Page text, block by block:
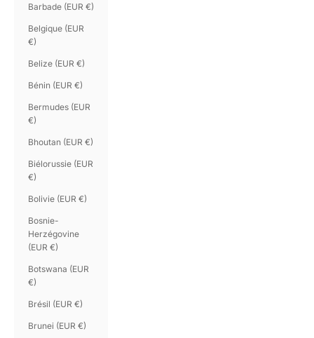
Barbade (EUR €)
Belgique (EUR
€)
Belize (EUR €)
Bénin (EUR €)
Bermudes (EUR
€)
Bhoutan (EUR €)
Biélorussie (EUR
€)
Bolivie (EUR €)
Bosnie-
Herzégovine
(EUR €)
Botswana (EUR
€)
Brésil (EUR €)
Brunei (EUR €)